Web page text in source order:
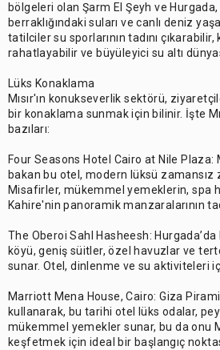
bölgeleri olan Şarm El Şeyh ve
berraklığındaki suları ve canlı deniz
tatilciler su sporlarının tadını
rahatlayabilir ve büyüleyici su altı
Lüks Konaklama
Mısır'ın konukseverlik sektörü,
bir konaklama sunmak için bilinir. İşte
bazıları:
Four Seasons Hotel Cairo at Nile
bakan bu otel, modern lüksü
Misafirler, mükemmel yemeklerin, spa
Kahire'nin panoramik manzaralarının
The Oberoi Sahl Hasheesh:
köyü, geniş süitler, özel havuzlar ve
sunar. Otel, dinlenme ve su aktiviteleri
Marriott Mena House, Cairo: Giza
kullanarak, bu tarihi otel lüks odalar,
mükemmel yemekler sunar, bu da onu
keşfetmek için ideal bir başlangıç